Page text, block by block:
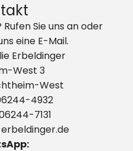
Sie uns an oder
eine E-Mail.
Erbeldinger
West 3
West
4932
7131